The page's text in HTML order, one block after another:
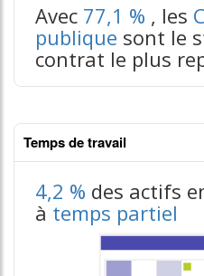
Avec 77,1 % , les
publique sont le
contrat le plus
Temps de travail
4,2 % des actifs
à temps partiel